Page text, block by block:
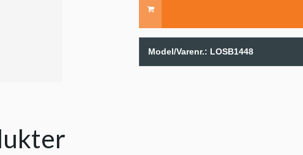
Model/Varenr.: LOSB1448